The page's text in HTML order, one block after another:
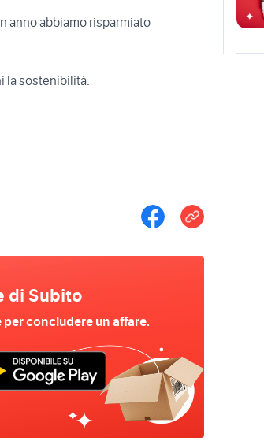
anno abbiamo risparmiato
la sostenibilità.
di Subito
concludere un affare.